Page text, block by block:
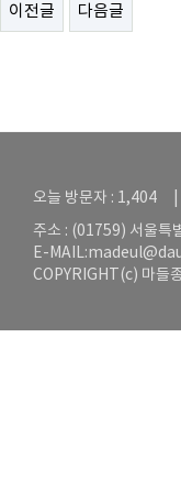
이전글 다음글
오늘 방문자 : 1,404
주소 : (01759) 서울특
E-MAIL:
COPYRIGHT(c) 마들